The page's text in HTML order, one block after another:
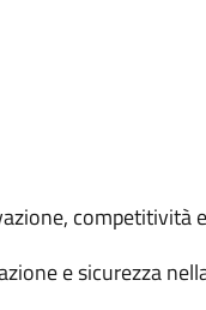
competitività
e sicurezza